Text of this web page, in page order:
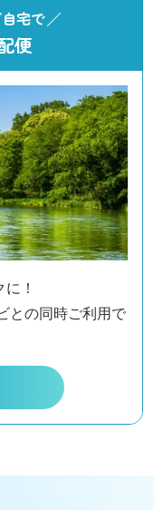
宅で
便
！
との同時ご利用で